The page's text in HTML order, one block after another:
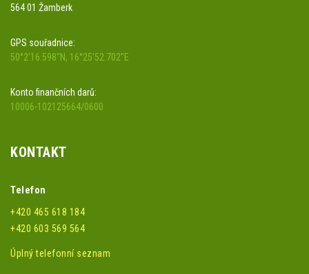
564 01 Žamberk
GPS souřadnice:
50°2'16.598"N, 16°25'52.702"E
Konto finančních darů:
10006-102125664/0600
KONTAKT
Telefon
+420 465 618 184
+420 603 569 564
Úplný telefonní seznam